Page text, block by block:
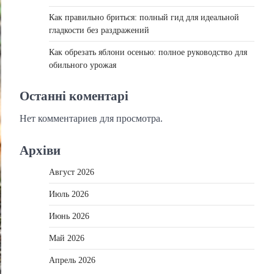
Как правильно бриться: полный гид для идеальной
гладкости без раздражений
Как обрезать яблони осенью: полное руководство для
обильного урожая
Останні коментарі
Нет комментариев для просмотра.
Архіви
Август 2026
Июль 2026
Июнь 2026
Май 2026
Апрель 2026